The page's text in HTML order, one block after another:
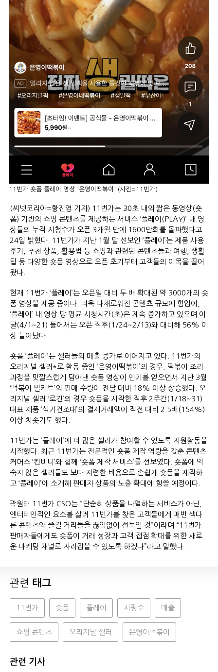
11번가 숏폼 플레이 영상 '은영이떡볶이' (사진=11번가)
(씨넷코리아=황진영 기자) 11번가는 30초 내외 짧은 동영상(숏
폼) 기반의 쇼핑 콘텐츠를 제공하는 서비스 ‘플레이(PLAY)’ 내 영
상들의 누적 시청수가 오픈 3개월 만에 1600만회를 돌파했다고
24일 밝혔다. 11번가가 지난 1월 말 선보인 ‘플레이’는 제품 사용
후기, 추천 상품, 활용법 등 쇼핑과 관련된 콘텐츠들과 여행, 생활
팁 등 다양한 숏폼 영상으로 오픈 초기부터 고객들의 이목을 끌어
왔다.
현재 11번가 ‘플레이’는 오픈일 대비 두 배 확대된 약 3000개의 숏
폼 영상을 제공 중이다. 더욱 다채로워진 콘텐츠 규모에 힘입어,
‘플레이’ 내 영상 당 평균 시청시간(초)은 계속 증가하고 있으며 이
달(4/1~21) 들어서는 오픈 직후(1/24~2/13)와 대비해 56% 이
상 늘어났다.
숏폼 ‘플레이’는 셀러들의 매출 증가로 이어지고 있다. 11번가의
오리지널 셀러*로 활동 중인 ‘은영이떡볶이’의 경우, 떡볶이 조리
과정을 맛깔스럽게 담아낸 숏폼 영상이 인기를 얻으면서 지난 3월
‘떡볶이 밀키트’의 판매 수량이 전달 대비 18% 이상 상승했다. 오
리지널 셀러 ‘로긴’의 경우 숏폼을 시작한 직후 2주간(1/18~31)
대표 제품 ‘식기건조대’의 결제거래액이 직전 대비 2.5배(154%)
이상 치솟기도 했다.
11번가는 ‘플레이’에 더 많은 셀러가 참여할 수 있도록 지원활동을
시작했다. 최근 11번가는 전문적인 숏폼 제작 역량을 갖춘 콘텐츠
커머스 ‘컨비니’와 함께 ‘숏폼 제작 서비스’를 선보였다. 숏폼에 익
숙지 않은 셀러들도 보다 저렴한 비용으로 손쉽게 숏폼을 제작하
고 ‘플레이’에 소개해 판매자 상품의 노출 확대에 힘쓸 예정이다.
곽원태 11번가 CSO는 “단순히 상품을 나열하는 서비스가 아닌,
엔터테인적인 요소를 살려 11번가를 찾은 고객들에게 매번 색다
른 콘텐츠와 즐길 거리들을 끊임없이 선보일 것”이라며 “11번가
판매자들에게도 숏폼이 거래 성장과 고객 접점 확대를 위한 새로
운 마케팅 채널로 자리잡을 수 있도록 하겠다”라고 말했다.
관련 태그
11번가 숏폼 플레이 시펑수 매출
쇼핑 콘텐츠 오리지널 셀러 은영이떡볶이
관련 기사